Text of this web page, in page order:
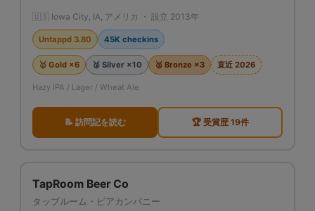
🇺🇸 Iowa City, IA, アメリカ ・ 設立 2013年
Untappd 3.80 45K checkins
🥇 Gold ×6 🥈 Silver ×10 🥉 Bronze ×3 直近 2026
Hazy IPA / Lager / Wheat Ale
📝 訪問記を読む 🏆 受賞歴 19件
TapRoom Beer Co
タップルーム・ビアカンパニー